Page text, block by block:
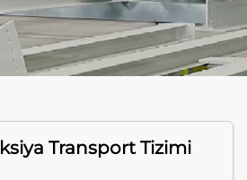
Transport Tizimi